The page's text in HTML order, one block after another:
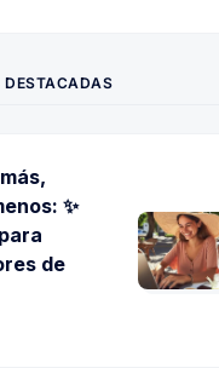
DESTACADAS
✨
de